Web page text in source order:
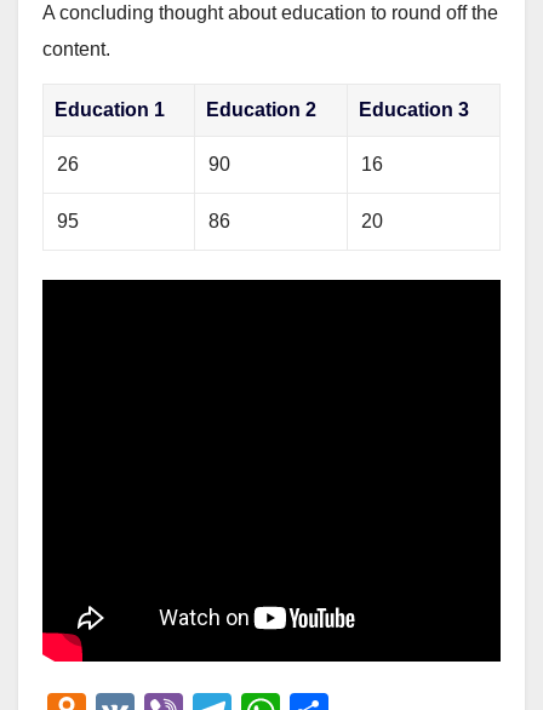
A concluding thought about education to round off the
content.
Education 1 Education 2 Education 3
26 90 16
95 86 20